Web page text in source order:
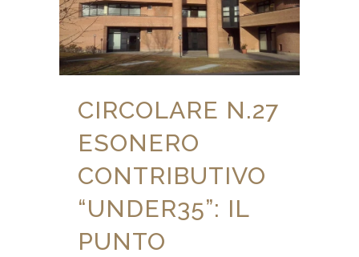
CIRCOLARE N.27
ESONERO
CONTRIBUTIVO
“UNDER35”: IL
PUNTO